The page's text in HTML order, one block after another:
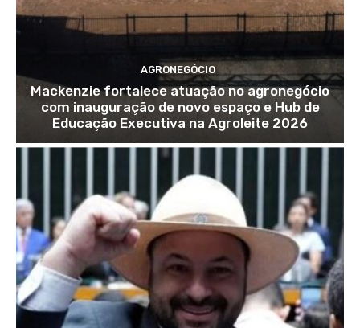
AGRONEGÓCIO
Mackenzie fortalece atuação no agronegócio
com inauguração de novo espaço e Hub de
Educação Executiva na Agroleite 2026